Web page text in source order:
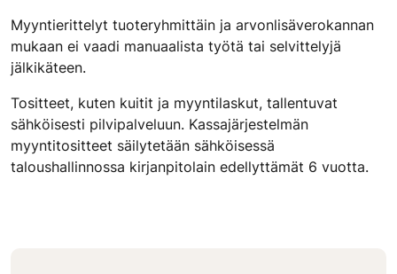
Myyntierittelyt tuoteryhmittäin ja arvonlisäverokannan
mukaan ei vaadi manuaalista työtä tai selvittelyjä
jälkikäteen.
Tositteet, kuten kuitit ja myyntilaskut, tallentuvat
sähköisesti pilvipalveluun. Kassajärjestelmän
myyntitositteet säilytetään sähköisessä
taloushallinnossa kirjanpitolain edellyttämät 6 vuotta.